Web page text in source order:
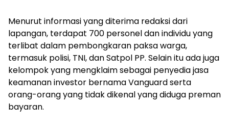
Menurut informasi yang diterima redaksi dari
lapangan, terdapat 700 personel dan individu yang
terlibat dalam pembongkaran paksa warga,
termasuk polisi, TNI, dan Satpol PP. Selain itu ada juga
kelompok yang mengklaim sebagai penyedia jasa
keamanan investor bernama Vanguard serta
orang-orang yang tidak dikenal yang diduga preman
bayaran.